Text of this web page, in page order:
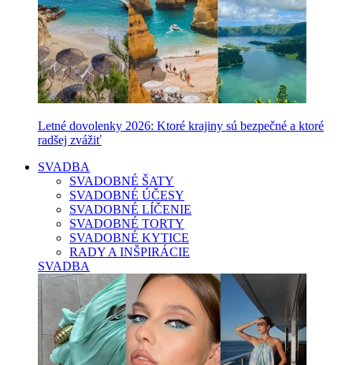
Letné dovolenky 2026: Ktoré krajiny sú bezpečné a ktoré
radšej zvážiť
SVADBA
SVADOBNÉ ŠATY
SVADOBNÉ ÚČESY
SVADOBNÉ LÍČENIE
SVADOBNÉ TORTY
SVADOBNÉ KYTICE
RADY A INŠPIRÁCIE
SVADBA